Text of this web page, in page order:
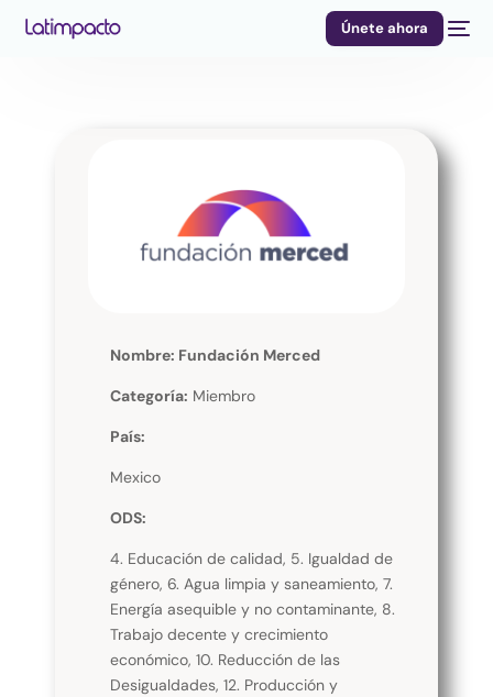
Únete ahora
Nombre: Fundación Merced
Categoría: Miembro
País:
Mexico
ODS:
4. Educación de calidad, 5. Igualdad de
género, 6. Agua limpia y saneamiento, 7.
Energía asequible y no contaminante, 8.
Trabajo decente y crecimiento
económico, 10. Reducción de las
Desigualdades, 12. Producción y